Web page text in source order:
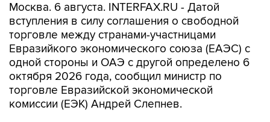
Москва. 6 августа. INTERFAX.RU - Датой
вступления в силу соглашения о свободной
торговле между странами-участницами
Евразийкого экономического союза (ЕАЭС) с
одной стороны и ОАЭ с другой определено 6
октября 2026 года, сообщил министр по
торговле Евразийской экономической
комиссии (ЕЭК) Андрей Слепнев.